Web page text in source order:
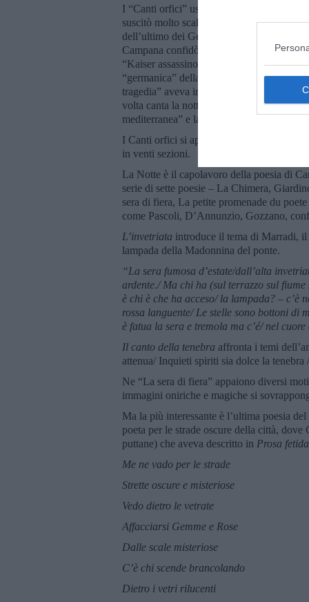
I “Canti orfici” uscirono proprio quando
suscitò molto scalpore il sottotitolo del
dell’ultimo dei Germani in Italia) e ancor
Campana confidò che la dedica era stata
“Kaiser assassino”. Ma, come nota
“germanica” della sua poetica, che era
tragedia” aveva indicato nel “dionisiaco”
volta canta la notte “barbara”, “mistica”,
mediterranea” e la luminosità della “notte
I Canti orfici si aprono con
che
in venti sezioni.
La Notte è il capolavoro della poesia di
serie di sette poesie – La Chimera,
sera di fiera, La petite promenade du
come Pascoli, D’Annunzio, Gozzano,
L’invetriata introduce il tema di Marradi, il
lampada della Madonnina del ponte.
“La sera fumosa d’estate/dall’alta
ardente./ Ma chi ha (sul terrazzo sul
è chi è che ha acceso/ la lampada? – c’è
rossa languente/ Le stelle sono bottoni di
è fatua la sera e tremola ma c’é/ nel
Il canto della tenebra affronta i temi
attenua/ Inquieti spiriti sia dolce la
Ne “La sera di fiera” appaiono diversi
immagini oniriche e magiche si
Ma la più interessante è l’ultima poesia
poeta per le strade oscure della città,
puttane) che aveva descritto in Prosa fetida
Me ne vado per le strade
Strette oscure e misteriose
Vedo dietro le vetrate
Affacciarsi Gemme e Rose
Dalle scale misteriose
C’è chi scende brancolando
Dietro i vetri rilucenti